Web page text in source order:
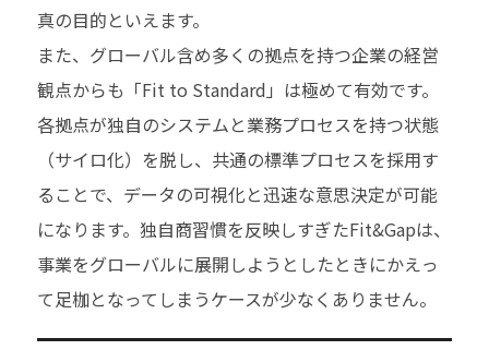
真の目的といえます。
また、グローバル含め多くの拠点を持つ企業の経営
観点からも「Fit to Standard」は極めて有効です。
各拠点が独自のシステムと業務プロセスを持つ状態
（サイロ化）を脱し、共通の標準プロセスを採用す
ることで、データの可視化と迅速な意思決定が可能
になります。独自商習慣を反映しすぎたFit&Gapは、
事業をグローバルに展開しようとしたときにかえっ
て足枷となってしまうケースが少なくありません。